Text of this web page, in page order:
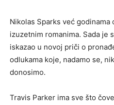
Nikolas Sparks već
izuzetnim romanima. Sada je
iskazao u novoj priči o
odlukama koje, nadamo se,
donosimo.
Travis Parker ima sve što